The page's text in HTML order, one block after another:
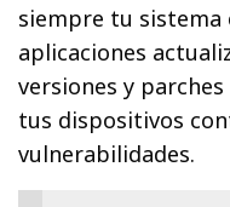
siempre tu sistema
aplicaciones
versiones y
tus dispositivos
vulnerabilidades.